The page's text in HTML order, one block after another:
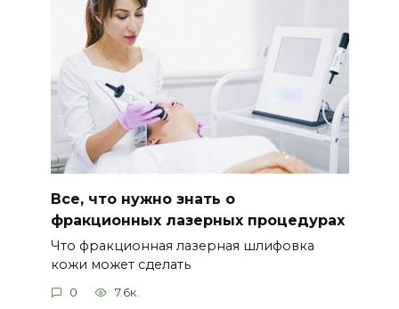
Все, что нужно знать о
фракционных лазерных процедурах
Что фракционная лазерная шлифовка
кожи может сделать
0 7.6к.